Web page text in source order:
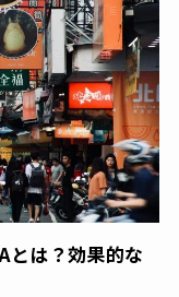
とは？効果的な